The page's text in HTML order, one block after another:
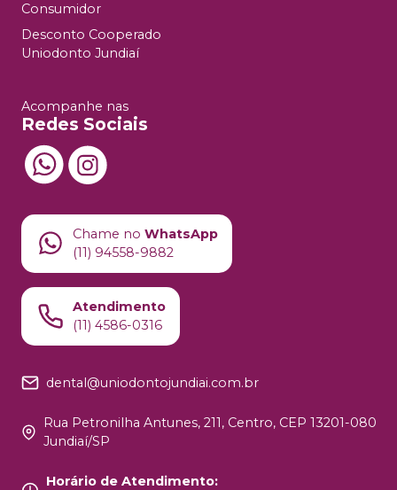
Consumidor
Desconto Cooperado
Uniodonto Jundiaí
Acompanhe nas
Redes Sociais
Chame no WhatsApp
(11) 94558-9882
Atendimento
(11) 4586-0316
dental@uniodontojundiai.com.br
Rua Petronilha Antunes, 211, Centro, CEP 13201-080
Jundiaí/SP
Horário de Atendimento: